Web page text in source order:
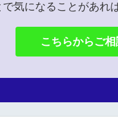
で気になることがあれ
こちらからご